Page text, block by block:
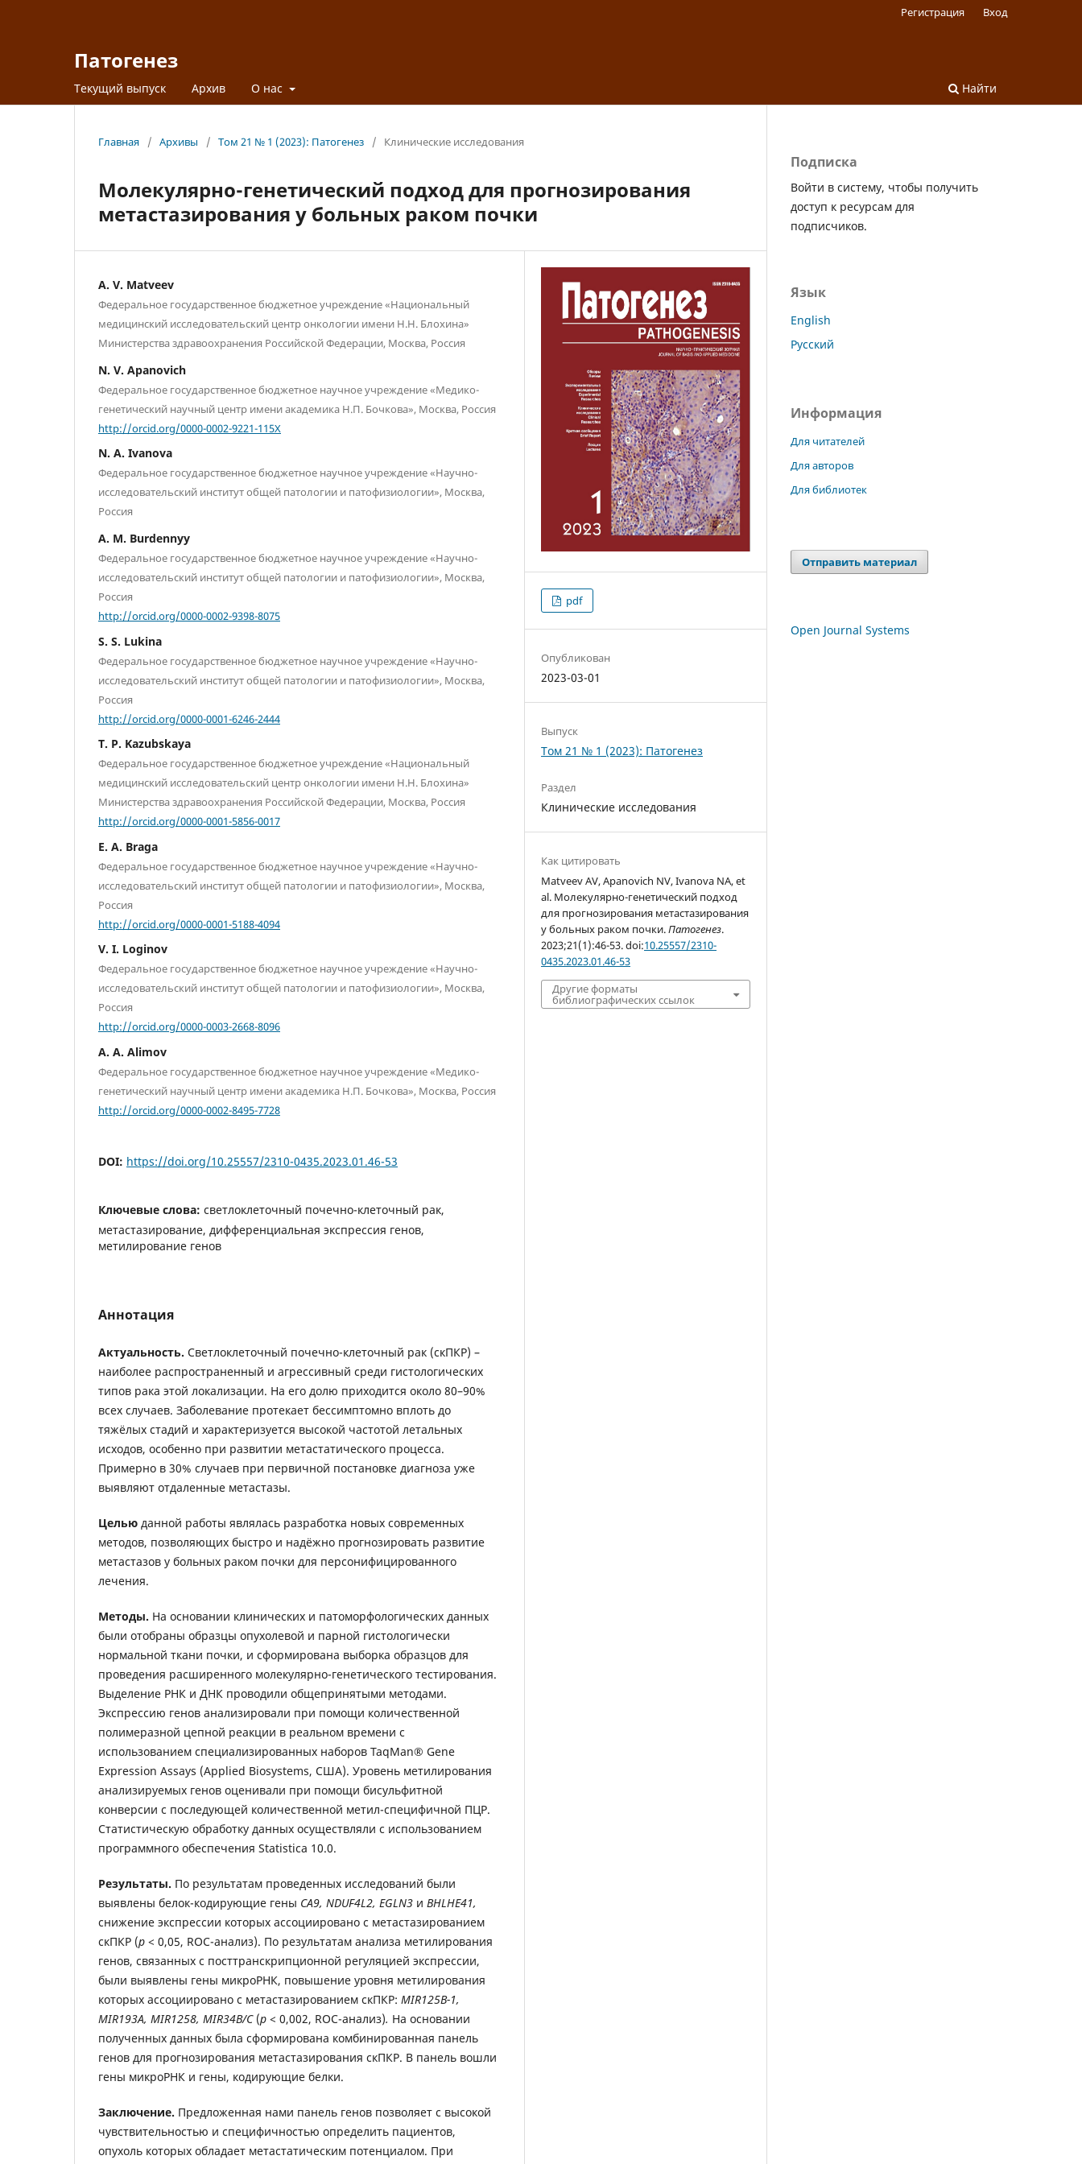
Патогенез
Текущий выпуск Архив О нас Найти
Регистрация Вход
Главная / Архивы / Том 21 № 1 (2023): Патогенез / Клинические исследования
Молекулярно-генетический подход для прогнозирования
метастазирования у больных раком почки
A. V. Matveev
Федеральное государственное бюджетное учреждение «Национальный
медицинский исследовательский центр онкологии имени Н.Н. Блохина»
Министерства здравоохранения Российской Федерации, Москва, Россия
N. V. Apanovich
Федеральное государственное бюджетное научное учреждение «Медико-
генетический научный центр имени академика Н.П. Бочкова», Москва, Россия
http://orcid.org/0000-0002-9221-115X
N. A. Ivanova
Федеральное государственное бюджетное научное учреждение «Научно-
исследовательский институт общей патологии и патофизиологии», Москва,
Россия
A. M. Burdennyy
Федеральное государственное бюджетное научное учреждение «Научно-
исследовательский институт общей патологии и патофизиологии», Москва,
Россия
http://orcid.org/0000-0002-9398-8075
S. S. Lukina
Федеральное государственное бюджетное научное учреждение «Научно-
исследовательский институт общей патологии и патофизиологии», Москва,
Россия
http://orcid.org/0000-0001-6246-2444
T. P. Kazubskaya
Федеральное государственное бюджетное учреждение «Национальный
медицинский исследовательский центр онкологии имени Н.Н. Блохина»
Министерства здравоохранения Российской Федерации, Москва, Россия
http://orcid.org/0000-0001-5856-0017
E. A. Braga
Федеральное государственное бюджетное научное учреждение «Научно-
исследовательский институт общей патологии и патофизиологии», Москва,
Россия
http://orcid.org/0000-0001-5188-4094
V. I. Loginov
Федеральное государственное бюджетное научное учреждение «Научно-
исследовательский институт общей патологии и патофизиологии», Москва,
Россия
http://orcid.org/0000-0003-2668-8096
A. A. Alimov
Федеральное государственное бюджетное научное учреждение «Медико-
генетический научный центр имени академика Н.П. Бочкова», Москва, Россия
http://orcid.org/0000-0002-8495-7728
DOI: https://doi.org/10.25557/2310-0435.2023.01.46-53
Ключевые слова: светлоклеточный почечно-клеточный рак,
метастазирование, дифференциальная экспрессия генов,
метилирование генов
Аннотация
Актуальность. Светлоклеточный почечно-клеточный рак (скПКР) –
наиболее распространенный и агрессивный среди гистологических
типов рака этой локализации. На его долю приходится около 80–90%
всех случаев. Заболевание протекает бессимптомно вплоть до
тяжёлых стадий и характеризуется высокой частотой летальных
исходов, особенно при развитии метастатического процесса.
Примерно в 30% случаев при первичной постановке диагноза уже
выявляют отдаленные метастазы.
Целью данной работы являлась разработка новых современных
методов, позволяющих быстро и надёжно прогнозировать развитие
метастазов у больных раком почки для персонифицированного
лечения.
Методы. На основании клинических и патоморфологических данных
были отобраны образцы опухолевой и парной гистологически
нормальной ткани почки, и сформирована выборка образцов для
проведения расширенного молекулярно-генетического тестирования.
Выделение РНК и ДНК проводили общепринятыми методами.
Экспрессию генов анализировали при помощи количественной
полимеразной цепной реакции в реальном времени с
использованием специализированных наборов TaqMan® Gene
Expression Assays (Applied Biosystems, США). Уровень метилирования
анализируемых генов оценивали при помощи бисульфитной
конверсии с последующей количественной метил-специфичной ПЦР.
Статистическую обработку данных осуществляли с использованием
программного обеспечения Statistica 10.0.
Результаты. По результатам проведенных исследований были
выявлены белок-кодирующие гены CA9, NDUF4L2, EGLN3 и BHLHE41,
снижение экспрессии которых ассоциировано с метастазированием
скПКР (p < 0,05, ROC-анализ). По результатам анализа метилирования
генов, связанных с посттранскрипционной регуляцией экспрессии,
были выявлены гены микроРНК, повышение уровня метилирования
которых ассоциировано с метастазированием скПКР: MIR125B-1,
MIR193A, MIR1258, MIR34B/C (p < 0,002, ROC-анализ). На основании
полученных данных была сформирована комбинированная панель
генов для прогнозирования метастазирования скПКР. В панель вошли
гены микроРНК и гены, кодирующие белки.
Заключение. Предложенная нами панель генов позволяет с высокой
чувствительностью и специфичностью определить пациентов,
опухоль которых обладает метастатическим потенциалом. При
pdf
Опубликован
2023-03-01
Выпуск
Том 21 № 1 (2023): Патогенез
Раздел
Клинические исследования
Как цитировать
Matveev AV, Apanovich NV, Ivanova NA, et
al. Молекулярно-генетический подход
для прогнозирования метастазирования
у больных раком почки.Патогенез.
2023;21(1):46-53. doi:10.25557/2310-
0435.2023.01.46-53
Другие форматы
библиографических ссылок
Подписка
Войти в систему, чтобы получить
доступ к ресурсам для
подписчиков.
Язык
English
Русский
Информация
Для читателей
Для авторов
Для библиотек
Отправить материал
Open Journal Systems